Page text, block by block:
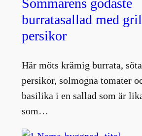
burratasallad med
persikor
Här möts krämig burrata,
persikor, solmogna tomater
basilika i en sallad som är
som…